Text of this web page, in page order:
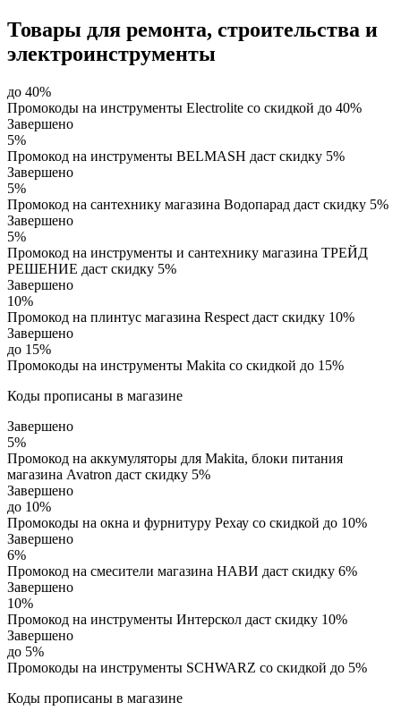
Товары для ремонта, строительства и
электроинструменты
до 40%
Промокоды на инструменты Electrolite со скидкой до 40%
Завершено
5%
Промокод на инструменты BELMASH даст скидку 5%
Завершено
5%
Промокод на сантехнику магазина Водопарад даст скидку 5%
Завершено
5%
Промокод на инструменты и сантехнику магазина ТРЕЙД
РЕШЕНИЕ даст скидку 5%
Завершено
10%
Промокод на плинтус магазина Respect даст скидку 10%
Завершено
до 15%
Промокоды на инструменты Makita со скидкой до 15%
Коды прописаны в магазине
Завершено
5%
Промокод на аккумуляторы для Makita, блоки питания
магазина Avatron даст скидку 5%
Завершено
до 10%
Промокоды на окна и фурнитуру Рехау со скидкой до 10%
Завершено
6%
Промокод на смесители магазина НАВИ даст скидку 6%
Завершено
10%
Промокод на инструменты Интерскол даст скидку 10%
Завершено
до 5%
Промокоды на инструменты SCHWARZ со скидкой до 5%
Коды прописаны в магазине